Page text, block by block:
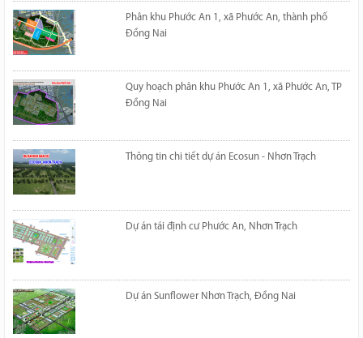
Phân khu Phước An 1, xã Phước An, thành phố
Đồng Nai
Quy hoạch phân khu Phước An 1, xã Phước An, TP
Đồng Nai
Thông tin chi tiết dự án Ecosun - Nhơn Trạch
Dự án tái định cư Phước An, Nhơn Trạch
Dự án Sunflower Nhơn Trạch, Đồng Nai